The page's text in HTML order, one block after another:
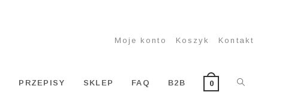
Moje konto Koszyk Kontakt
PRZEPISY SKLEP FAQ B2B 0 TOGGLE